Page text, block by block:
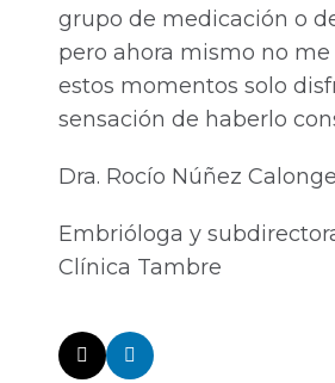
grupo de medicación o
pero ahora mismo no
estos momentos solo
sensación de haberlo
Dra. Rocío Núñez Calonge
Embrióloga y
Clínica Tambre